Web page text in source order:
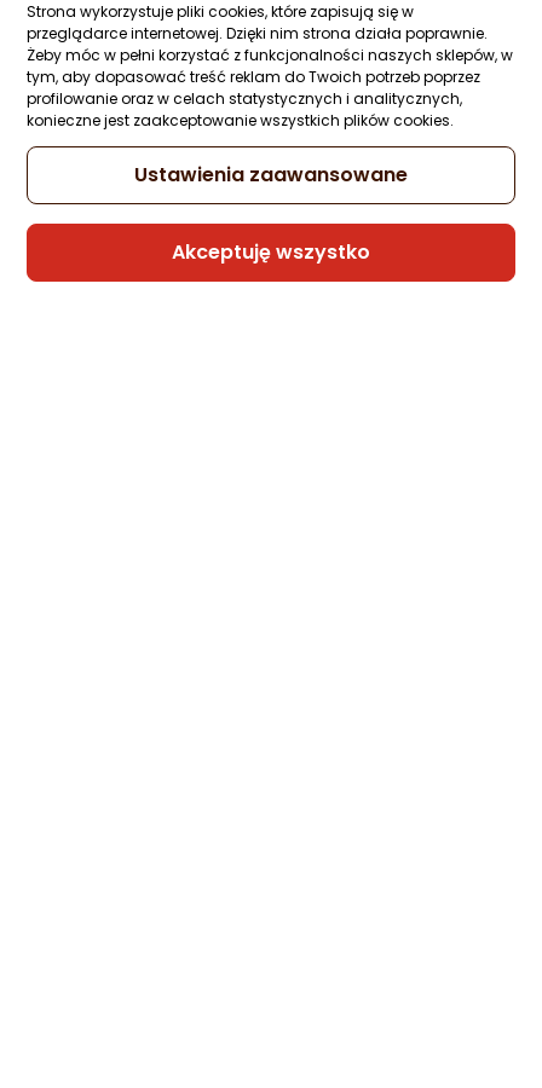
Strona wykorzystuje pliki cookies, które zapisują się w
przeglądarce internetowej. Dzięki nim strona działa poprawnie.
Żeby móc w pełni korzystać z funkcjonalności naszych sklepów, w
tym, aby dopasować treść reklam do Twoich potrzeb poprzez
profilowanie oraz w celach statystycznych i analitycznych,
konieczne jest zaakceptowanie wszystkich plików cookies.
Ustawienia zaawansowane
Akceptuję wszystko